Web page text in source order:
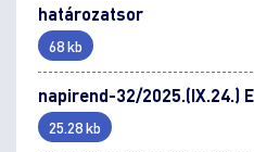
határozatsor
68 kb
napirend-32/2025.(IX.24.)
25.28 kb